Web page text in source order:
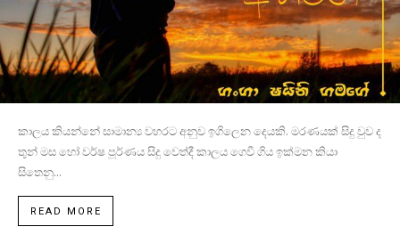
කාලය කියන්නේ සාමාන්‍ය වහරට අනුව ඉගිලෙන දෙයකි. මරණයක් සිදු වුව ද
තුන් මස හෝ වර්ෂ පූර්ණය සිදු වෙත්දී කාලය ගෙවී ගිය ඉක්මන කියා
සිතෙනු...
READ MORE